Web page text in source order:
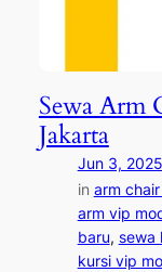
Sewa Arm
Jakarta
Jun 3, 2025
in arm
arm vip
baru, sewa
kursi vip